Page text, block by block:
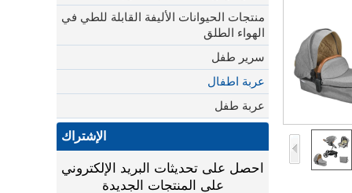
منتجات الحيوانات الأليفة القابلة للطي في
الهواء الطلق
سرير طفل
عربة اطفال
عربة طفل
الإشتراك
احصل على تحديثات البريد الإلكتروني
على المنتجات الجديدة